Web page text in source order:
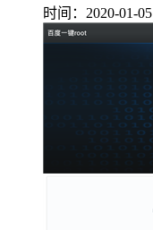
时间：2020-01-05